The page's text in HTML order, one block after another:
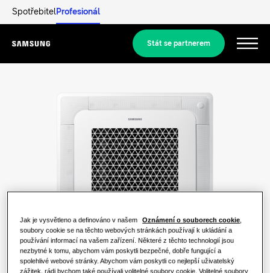
SpotřebitelProfesionál
Menu
Stát se partnerem
Produkty Hero
Naše řešení
ŘEŠENÍ PRO VÁŠ DOMOV
Řešení tepelných čerpadel
ŘEŠENÍ PRO KOMERČNÍ BUDOVY.
REZIDENČNÍ ŘEŠENÍ
Co je tepelné čerpadlo a jak funguje?
Profesionálové
O společnosti Samsung
Jak je vysvětleno a definováno v našem Oznámení o souborech cookie,
soubory cookie se na těchto webových stránkách používají k ukládání a
používání informací na vašem zařízení. Některé z těchto technologií jsou
nezbytné k tomu, abychom vám poskytli bezpečné, dobře fungující a
spolehlivé webové stránky. Abychom vám poskytli co nejlepší uživatelský
zážitek, rádi bychom také používali volitelné soubory cookie. Volitelné soubory